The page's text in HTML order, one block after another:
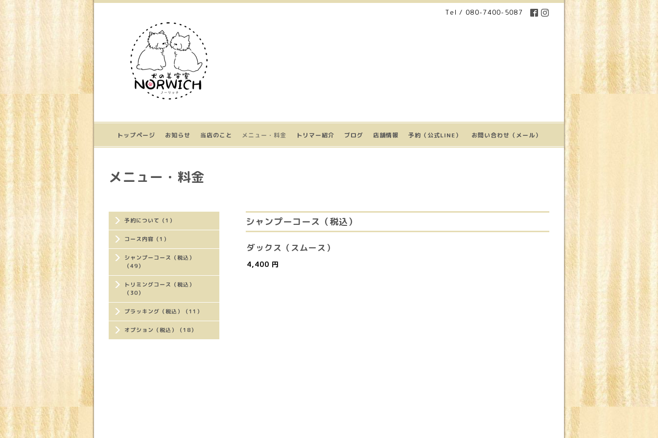
Tel / 080-7400-5087
トップページ お知らせ 当店のこと メニュー・料金 トリマー紹介 ブログ 店舗情報 予約（公式LINE） お問い合わせ（メール）
予約について（1）
コース内容（1）
シャンプーコース（税込）
（49）
トリミングコース（税込）
（30）
プラッキング（税込）（11）
オプション（税込）（18）
メニュー・料金
シャンプーコース（税込）
ダックス（スムース）
4,400 円